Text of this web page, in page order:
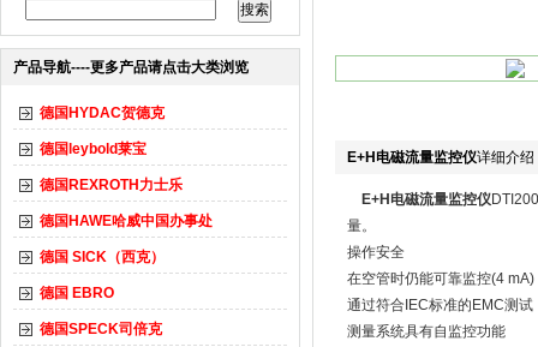
产品导航----更多产品请点击大类浏览
德国HYDAC贺德克
德国leybold莱宝
德国REXROTH力士乐
德国HAWE哈威中国办事处
德国 SICK（西克）
德国 EBRO
德国SPECK司倍克
E+H电磁流量监控仪详细介绍
E+H电磁流量监控仪
量。
操作安全
在空管时仍能可靠监控(4 mA)
通过符合IEC标准的EMC测试
测量系统具有自监控功能